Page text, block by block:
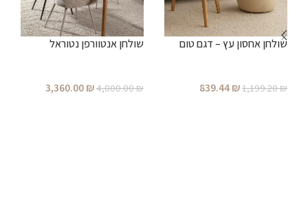
שולחן אחסון עץ – דגם טום
1,199.20₪
839.44₪
שולחן אנטוורפן נטוראל
4,800.00₪
3,360.00₪